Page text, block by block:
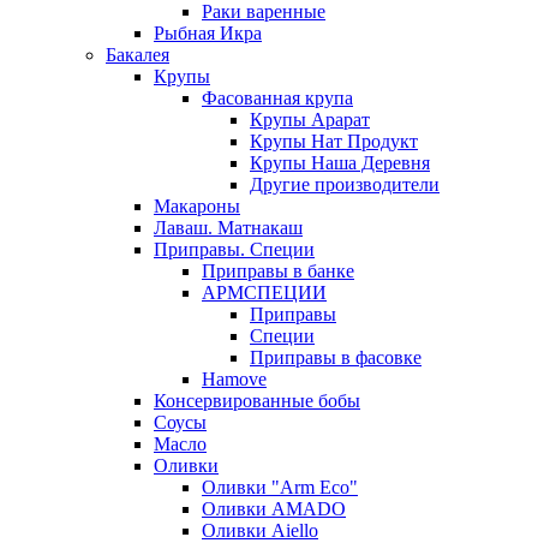
Раки варенные
Рыбная Икра
Бакалея
Крупы
Фасованная крупа
Крупы Арарат
Крупы Нат Продукт
Крупы Наша Деревня
Другие производители
Макароны
Лаваш. Матнакаш
Приправы. Специи
Приправы в банке
АРМСПЕЦИИ
Приправы
Специи
Приправы в фасовке
Hamove
Консервированные бобы
Соусы
Масло
Оливки
Оливки "Arm Eco"
Оливки AMADO
Оливки Aiello